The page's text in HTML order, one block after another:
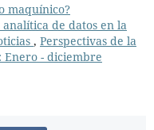
maquínico?
de datos en la
, Perspectivas de la
Enero - diciembre